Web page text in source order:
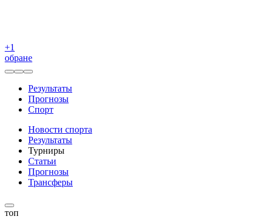
+1
обране
Результаты
Прогнозы
Спорт
Новости спорта
Результаты
Турниры
Статьи
Прогнозы
Трансферы
топ